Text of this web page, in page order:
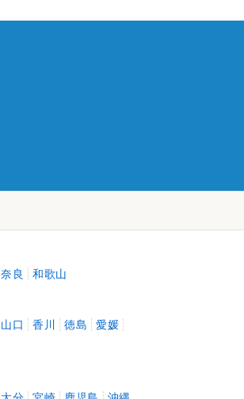
奈良 和歌山
山口 香川 徳島
愛媛